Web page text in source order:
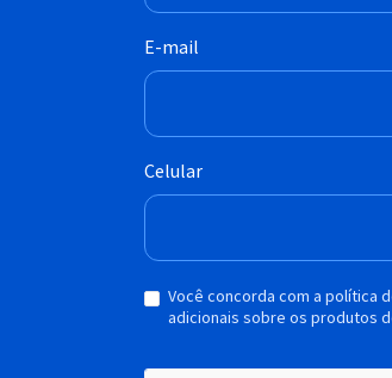
E-mail
Celular
Você concorda com a política
adicionais sobre os produtos